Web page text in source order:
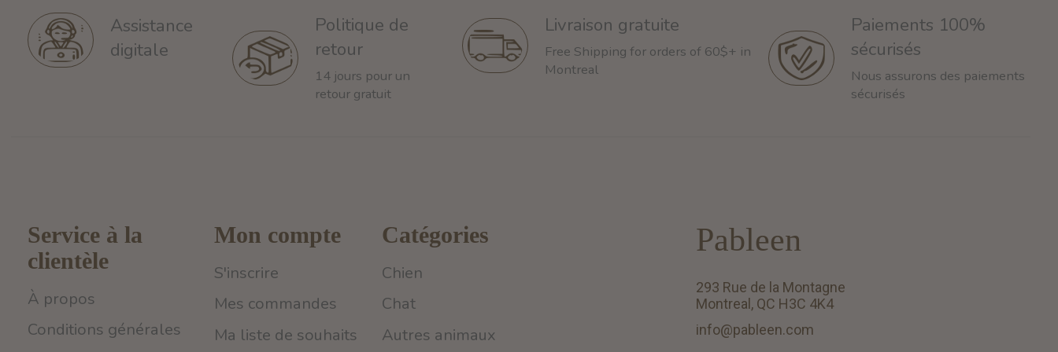
Assistance
digitale
Politique de
retour
14 jours pour un
retour gratuit
Livraison gratuite
Free Shipping for orders of 60$+ in
Montreal
Paiements 100%
sécurisés
Nous assurons des paiements
sécurisés
Service à la
clientèle
À propos
Conditions générales
Mon compte
S'inscrire
Mes commandes
Ma liste de souhaits
Catégories
Chien
Chat
Autres animaux
Pableen
293 Rue de la Montagne
Montreal, QC H3C 4K4
info@pableen.com